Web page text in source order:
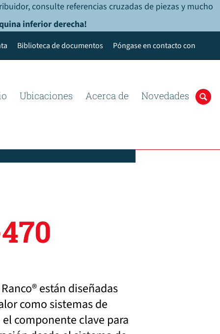
consulte referencias cruzadas de piezas y mucho
inferior derecha!
Biblioteca de documentos Póngase en contacto con
Ubicaciones Acerca de Novedades
están diseñadas
como sistemas de
componente clave para